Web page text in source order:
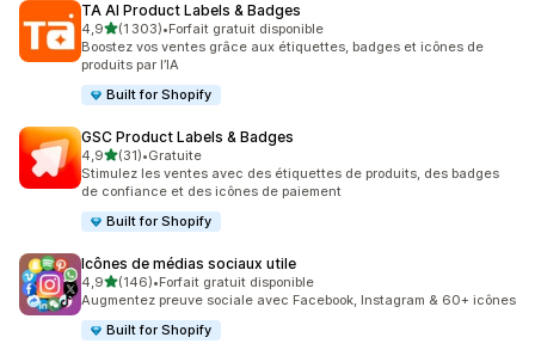
TA AI Product Labels & Badges
4,9étoile(s) sur 5
(1 303)
1303 avis au total
•Forfait gratuit disponible
Boostez vos ventes grâce aux étiquettes, badges et icônes de
produits par l’IA
Built for Shopify
GSC Product Labels & Badges
4,9étoile(s) sur 5
(31)
31 avis au total
•Gratuite
Stimulez les ventes avec des étiquettes de produits, des badges
de confiance et des icônes de paiement
Built for Shopify
Icônes de médias sociaux utile
4,9étoile(s) sur 5
(146)
146 avis au total
•Forfait gratuit disponible
Augmentez preuve sociale avec Facebook, Instagram & 60+ icônes
Built for Shopify